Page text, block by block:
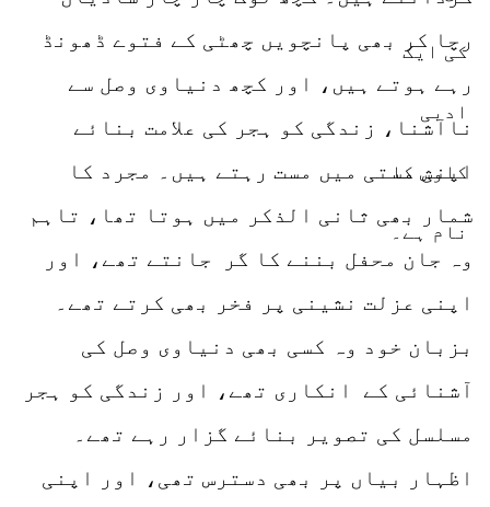
رچا کر بھی پانچویں چھٹی کے فتوے ڈھونڈ
رہے ہوتے ہیں، اور کچھ دنیاوی وصل سے
ناآشنا، زندگی کو ہجر کی علامت بنائے
اپنی مستی میں مست رہتے ہیں۔ مجرد کا
شمار بھی ثانی الذکر میں ہوتا تھا، تاہم
وہ جان محفل بننے کا گر جانتے تھے، اور
اپنی عزلت نشینی پر فخر بھی کرتے تھے۔
بزبان خود وہ کسی بھی دنیاوی وصل کی
آشنائی کے انکاری تھے، اور زندگی کو ہجر
مسلسل کی تصویر بنائے گزار رہے تھے۔
اظہار بیاں پر بھی دسترس تھی، اور اپنی